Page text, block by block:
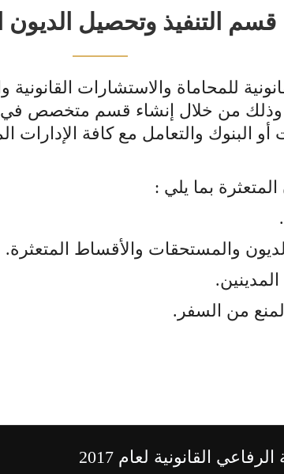
قسم التنفيذ وتحصيل الديون
للمحاماة والاستشارات
من خلال إنشاء قسم متخصص في
البنوك والتعامل مع كافة الإدارات
بما يلي :
والمستحقات والأقساط المتعثرة.
من السفر.
القانونية لعام 2017